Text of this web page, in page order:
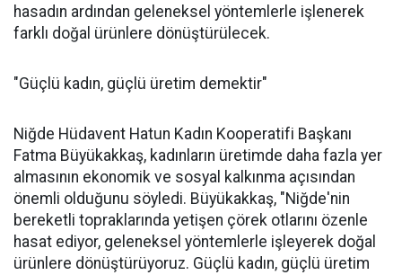
hasadın ardından geleneksel yöntemlerle işlenerek
farklı doğal ürünlere dönüştürülecek.
"Güçlü kadın, güçlü üretim demektir"
Niğde Hüdavent Hatun Kadın Kooperatifi Başkanı
Fatma Büyükakkaş, kadınların üretimde daha fazla yer
almasının ekonomik ve sosyal kalkınma açısından
önemli olduğunu söyledi. Büyükakkaş, "Niğde'nin
bereketli topraklarında yetişen çörek otlarını özenle
hasat ediyor, geleneksel yöntemlerle işleyerek doğal
ürünlere dönüştürüyoruz. Güçlü kadın, güçlü üretim